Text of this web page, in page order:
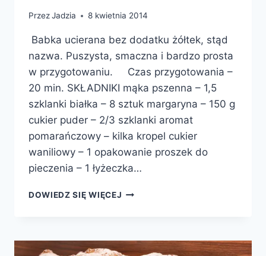
PrzezJadzia 8 kwietnia 2014
Babka ucierana bez dodatku żółtek, stąd
nazwa. Puszysta, smaczna i bardzo prosta
w przygotowaniu. Czas przygotowania –
20 min. SKŁADNIKI mąka pszenna – 1,5
szklanki białka – 8 sztuk margaryna – 150 g
cukier puder – 2/3 szklanki aromat
pomarańczowy – kilka kropel cukier
waniliowy – 1 opakowanie proszek do
pieczenia – 1 łyżeczka…
DOWIEDZ SIĘ WIĘCEJ BABKA